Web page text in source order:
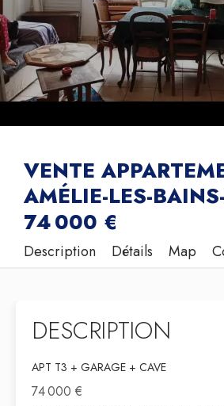
VENTE
AMÉLIE-LES-
74 000 €
Description Détails Map
DESCRIPTION
APT T3 + GARAGE + CAVE
74 000 €